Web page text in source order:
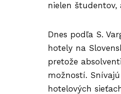
nielen študentov,
Dnes podľa S.
hotely na
pretože
možností.
hotelových